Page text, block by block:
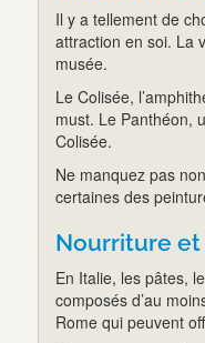
Il y a tellement de
attraction en soi. La
musée.
Le Colisée,
must. Le Panthéon,
Colisée.
Ne manquez pas
certaines des
Nourriture et
En Italie, les pâtes,
composés d’au
Rome qui peuvent